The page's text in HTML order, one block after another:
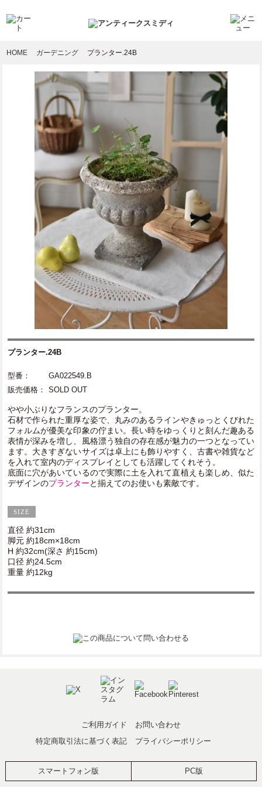
HOME ガーデニング プランター.24B
プランター.24B
型番：
GA022549.B
販売価格：
SOLD OUT
やや小ぶりなフランスのプランター。
石材で作られた重厚な姿で、丸みのあるラインやきゅっとくびれた
フォルムが優美な印象の佇まい。長い時をゆっくりと刻んだ趣ある
表情が深みを増し、風格漂う独自の存在感が魅力の一つとなってい
ます。大きすぎないサイズは卓上にも飾りやすく、古書や雑貨など
を入れて室内のディスプレイとしても活躍してくれそう。
底面に穴があいているので実際に土を入れて直植えも楽しめ、似た
デザインのプランターと揃えてのお使いも素敵です。
直径 約31cm
脚元 約18cm×18cm
H 約32cm(深さ 約15cm)
口径 約24.5cm
重量 約12kg
ご利用ガイド
お問い合わせ
特定商取引法に基づく表記
プライバシーポリシー
スマートフォン版 PC版